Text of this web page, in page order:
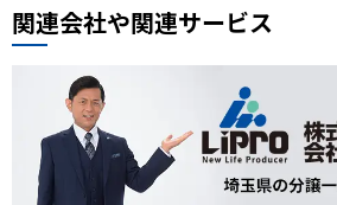
関連会社や関連サービス